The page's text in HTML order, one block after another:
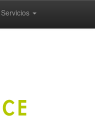
Servicios